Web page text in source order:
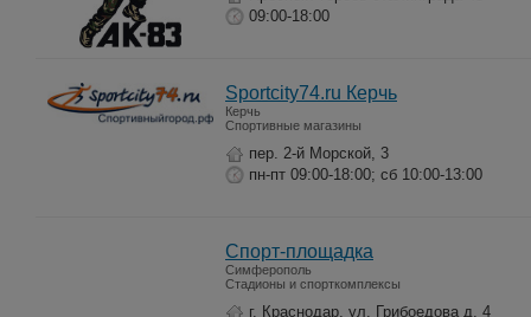
09:00-18:00
Sportcity74.ru Керчь
Керчь
Спортивные магазины
пер. 2-й Морской, 3
пн-пт 09:00-18:00; сб 10:00-13:00
Спорт-площадка
Симферополь
Стадионы и спорткомплексы
г. Краснодар, ул. Грибоедова д. 4